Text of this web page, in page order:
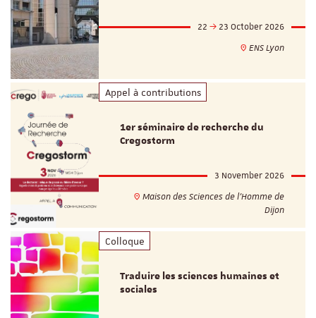
22
23 October 2026
ENS Lyon
Appel à contributions
1er séminaire de recherche du
Cregostorm
3 November 2026
Maison des Sciences de l'Homme de
Dijon
Colloque
Traduire les sciences humaines et
sociales